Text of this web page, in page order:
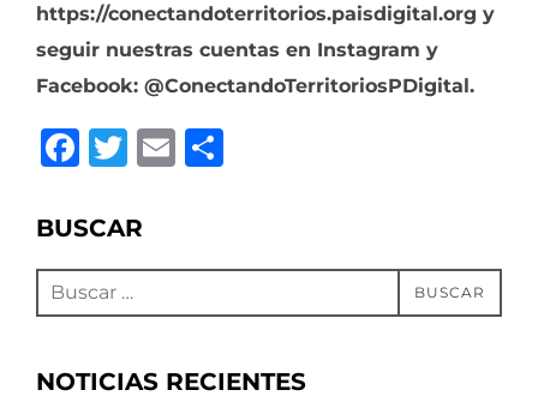
https://conectandoterritorios.paisdigital.org y
seguir nuestras cuentas en Instagram y
Facebook: @ConectandoTerritoriosPDigital.
F
c
e
b
o
T
it
te
r
E
l
p
r
BUSCAR
Buscar: BUSCAR
NOTICIAS RECIENTES